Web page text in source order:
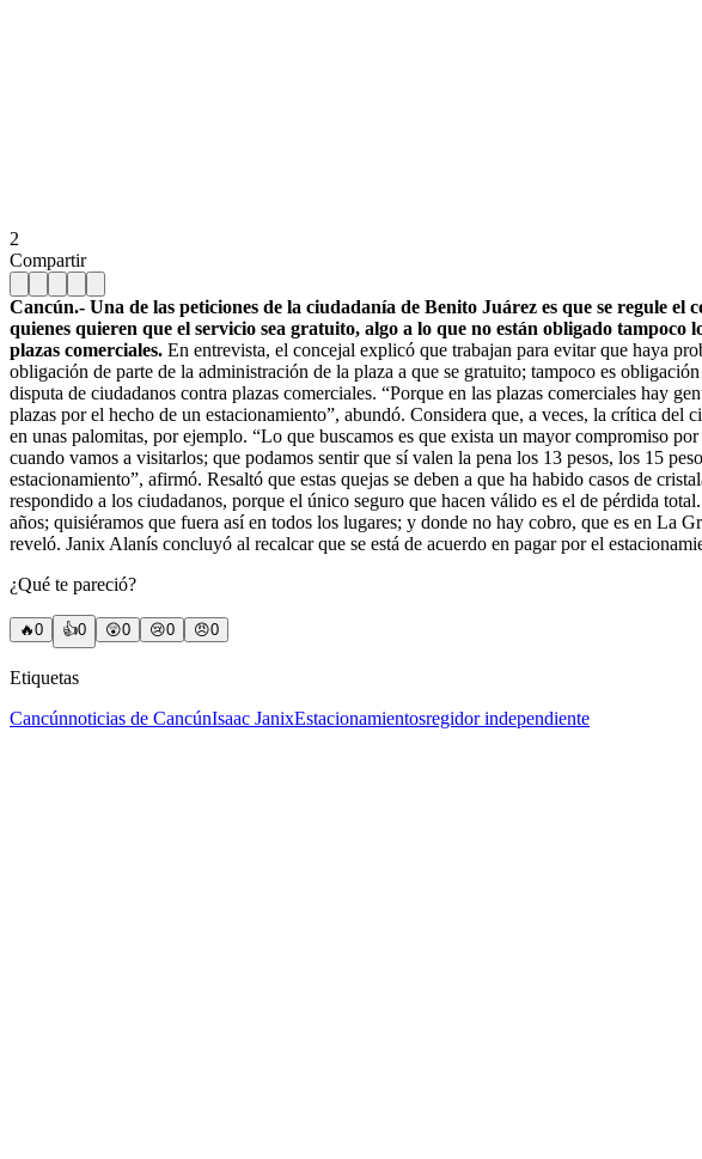
2
Compartir
Cancún.- Una de las peticiones de la ciudadanía de Benito Juárez es que se regule
quienes quieren que el servicio sea gratuito, algo a lo que no están obligado
plazas comerciales. En entrevista, el concejal explicó que trabajan para evitar que haya
obligación de parte de la administración de la plaza a que se gratuito; tampoco es
disputa de ciudadanos contra plazas comerciales. “Porque en las plazas comerciales hay
plazas por el hecho de un estacionamiento”, abundó. Considera que, a veces, la crítica del
en unas palomitas, por ejemplo. “Lo que buscamos es que exista un mayor compromiso
cuando vamos a visitarlos; que podamos sentir que sí valen la pena los 13 pesos, los 15
estacionamiento”, afirmó. Resaltó que estas quejas se deben a que ha habido casos de
respondido a los ciudadanos, porque el único seguro que hacen válido es el de pérdida
años; quisiéramos que fuera así en todos los lugares; y donde no hay cobro, que es en La
reveló. Janix Alanís concluyó al recalcar que se está de acuerdo en pagar por el
¿Qué te pareció?
🔥0 👍0 😲0 😢0 😠0
Etiquetas
Cancúnnoticias de CancúnIsaac JanixEstacionamientosregidor independiente